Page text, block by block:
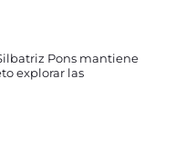
Pons mantiene
explorar las